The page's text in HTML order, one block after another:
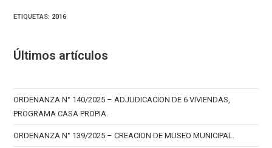
ETIQUETAS: 2016
Últimos artículos
ORDENANZA N° 140/2025 – ADJUDICACION DE 6 VIVIENDAS,
PROGRAMA CASA PROPIA.
ORDENANZA N° 139/2025 – CREACION DE MUSEO MUNICIPAL.